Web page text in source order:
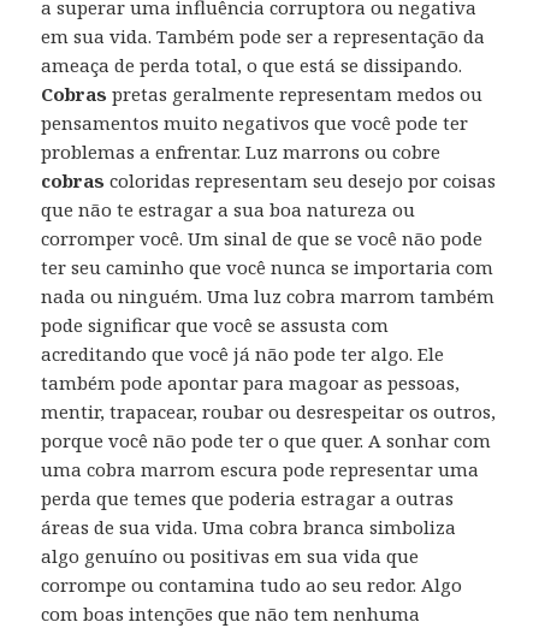
a superar uma influência corruptora ou negativa
em sua vida. Também pode ser a representação da
ameaça de perda total, o que está se dissipando.
Cobras pretas geralmente representam medos ou
pensamentos muito negativos que você pode ter
problemas a enfrentar. Luz marrons ou cobre
cobras coloridas representam seu desejo por coisas
que não te estragar a sua boa natureza ou
corromper você. Um sinal de que se você não pode
ter seu caminho que você nunca se importaria com
nada ou ninguém. Uma luz cobra marrom também
pode significar que você se assusta com
acreditando que você já não pode ter algo. Ele
também pode apontar para magoar as pessoas,
mentir, trapacear, roubar ou desrespeitar os outros,
porque você não pode ter o que quer. A sonhar com
uma cobra marrom escura pode representar uma
perda que temes que poderia estragar a outras
áreas de sua vida. Uma cobra branca simboliza
algo genuíno ou positivas em sua vida que
corrompe ou contamina tudo ao seu redor. Algo
com boas intenções que não tem nenhuma